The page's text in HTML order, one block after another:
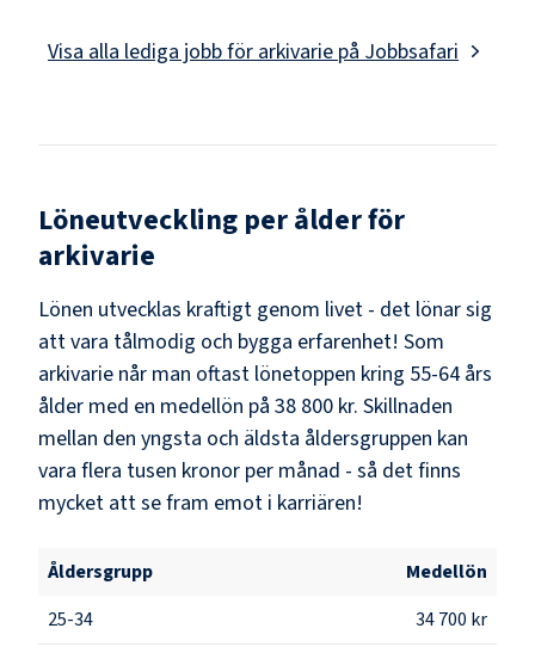
Visa alla lediga jobb för arkivarie på Jobbsafari
Löneutveckling per ålder för
arkivarie
Lönen utvecklas kraftigt genom livet - det lönar sig
att vara tålmodig och bygga erfarenhet! Som
arkivarie når man oftast lönetoppen kring 55-64 års
ålder med en medellön på 38 800 kr. Skillnaden
mellan den yngsta och äldsta åldersgruppen kan
vara flera tusen kronor per månad - så det finns
mycket att se fram emot i karriären!
Åldersgrupp
Medellön
25-34
34 700 kr